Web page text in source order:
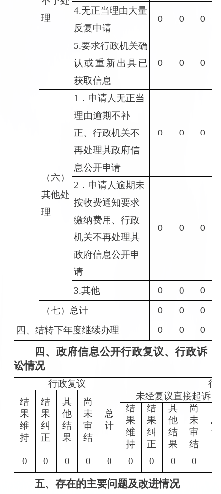
理
4.无正当理由大量
反复申请
0 0 0
5.要求行政机关确
认或重新出具已
获取信息
0 0 0
（六）
其他处
理
1．申请人无正当
理由逾期不补
正、行政机关不
再处理其政府信
息公开申请
0 0 0
2．申请人逾期未
按收费通知要求
缴纳费用、行政
机关不再处理其
政府信息公开申
请
0 0 0
3.其他 0 0 0
（七）总计 0 0 0
四、结转下年度继续办理 0 0 0
四、 政府信息公开行政复议、行政诉
讼情况
行政复议
行
结
果
维
持
结
果
纠
正
其
他
结
果
尚
未
审
结
总
计
未经复议直接起诉
结
果
维
持
结
果
纠
正
其
他
结
果
尚
未
审
结
总
计
0 0 0 0 0 0 0 0 0
五、存在的主要问题及改进情况